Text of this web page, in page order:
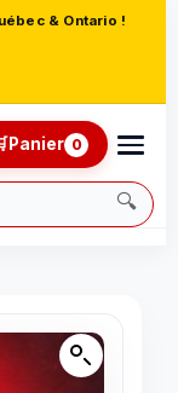
& Ontario !
🔍
Panier 0